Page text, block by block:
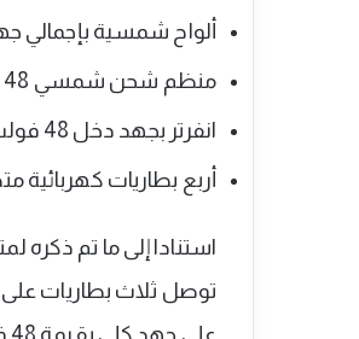
ألواح شمسية بإجمالي جهد 80 فولت على
منظم شحن شمسي 48 فولت.
انفرتر بجهد دخل 48 فولت.
أربع بطاريات كهربائية